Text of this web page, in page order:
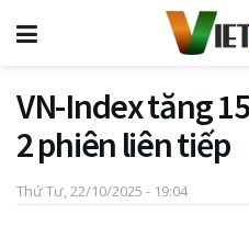
VN-Index tăng
2 phiên liên tiếp
Thứ Tư, 22/10/2025 - 19:04